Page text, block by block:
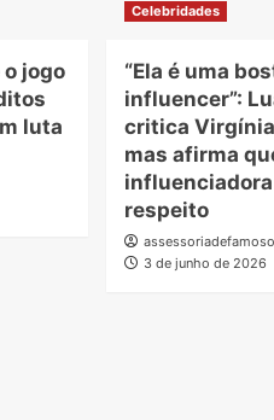
o jogo
luta
Celebridades
“Ela é uma
influencer”:
critica
mas afirma
respeito
3 de junho de 2026